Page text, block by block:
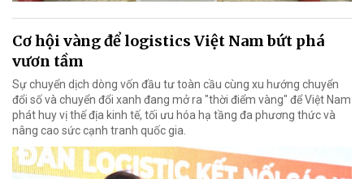
Cơ hội vàng để logistics Việt Nam bứt phá
vươn tầm
Sự chuyển dịch dòng vốn đầu tư toàn cầu cùng xu hướng chuyển
đổi số và chuyển đổi xanh đang mở ra "thời điểm vàng" để Việt Nam
phát huy vị thế địa kinh tế, tối ưu hóa hạ tầng đa phương thức và
nâng cao sức cạnh tranh quốc gia.